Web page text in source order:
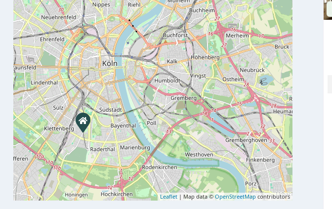
Leaflet| Map data ©OpenStreetMap contributors